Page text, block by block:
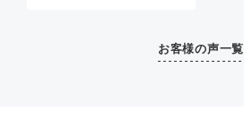
どんな些細な質問でもきち
んと対応していただいたお
お客様の声一覧